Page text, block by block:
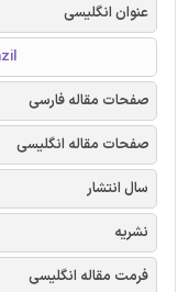
عنوان انگلیسی
صفحات مقاله فارسی
صفحات مقاله انگلیسی
سال انتشار
نشریه
فرمت مقاله انگلیسی